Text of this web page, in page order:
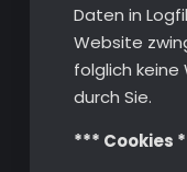
Daten in
Website
folglich keine
durch Sie.
*** Cookies